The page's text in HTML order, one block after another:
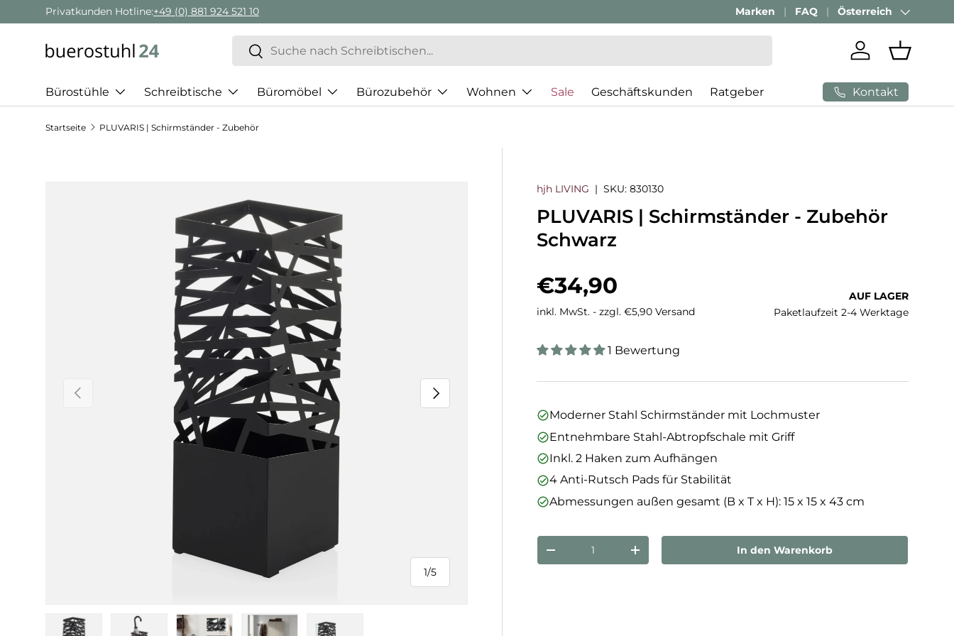
Direkt zum Inhalt
Privatkunden Hotline:+49 (0) 881 924 521 10 Marken FAQ Land/Region
Österreich
Suchen
Suchen
Einloggen
Bürostühle Schreibtische Büromöbel Bürozubehör Wohnen Sale Geschäftskunden Ratgeber Kontakt
Startseite PLUVARIS | Schirmständer - Zubehör
Zu Produktinformationen springen
Vorherige
1/
von
5
Nächste
hjh LIVING |SKU: 830130
PLUVARIS | Schirmständer - Zubehör
Schwarz
Normaler Preis
€34,90
inkl. MwSt. - zzgl. €5,90 Versand
AUF LAGER
Paketlaufzeit 2-4 Werktage
1 Bewertung
Moderner Stahl Schirmständer mit Lochmuster
Entnehmbare Stahl-Abtropfschale mit Griff
Inkl. 2 Haken zum Aufhängen
4 Anti-Rutsch Pads für Stabilität
Abmessungen außen gesamt (B x T x H): 15 x 15 x 43 cm
Anzahl
Menge verringernMenge erhöhen In den Warenkorb